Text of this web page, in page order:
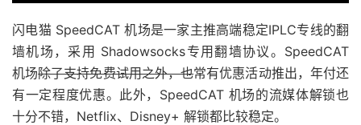
闪电猫 SpeedCAT 机场是一家主推高端稳定IPLC专线的翻
墙机场，采用 Shadowsocks专用翻墙协议。SpeedCAT
机场除了支持免费试用之外，也常有优惠活动推出，年付还
有一定程度优惠。此外，SpeedCAT 机场的流媒体解锁也
十分不错，Netflix、Disney+ 解锁都比较稳定。